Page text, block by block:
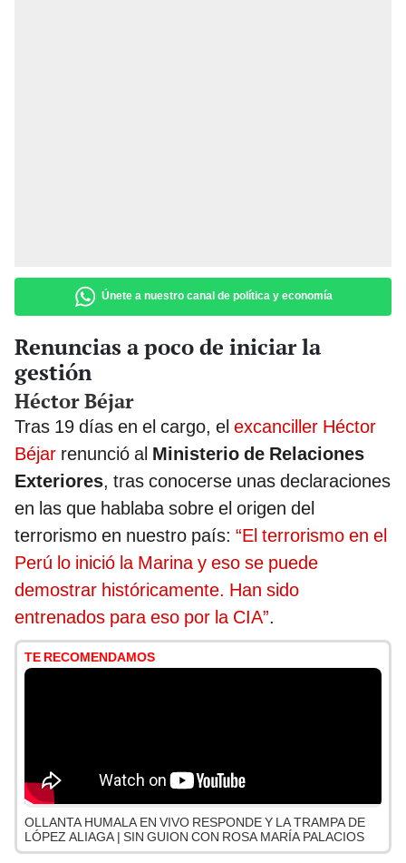
Únete a nuestro canal de política y economía
Renuncias a poco de iniciar la
gestión
Héctor Béjar
Tras 19 días en el cargo, el excanciller Héctor
Béjar renunció al Ministerio de Relaciones
Exteriores, tras conocerse unas declaraciones
en las que hablaba sobre el origen del
terrorismo en nuestro país: “El terrorismo en el
Perú lo inició la Marina y eso se puede
demostrar históricamente. Han sido
entrenados para eso por la CIA”.
TE RECOMENDAMOS
OLLANTA HUMALA EN VIVO RESPONDE Y LA TRAMPA DE
LÓPEZ ALIAGA | SIN GUION CON ROSA MARÍA PALACIOS